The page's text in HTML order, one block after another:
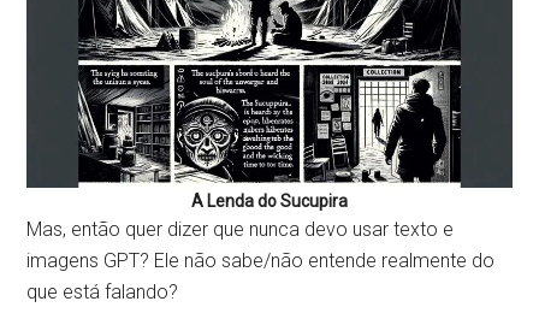
A Lenda do Sucupira
Mas, então quer dizer que nunca devo usar texto e
imagens GPT? Ele não sabe/não entende realmente do
que está falando?